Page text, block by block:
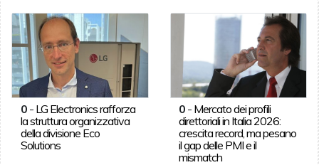
0- LG Electronics rafforza
la struttura organizzativa
della divisione Eco
Solutions
0 - Mercato dei profili
direttoriali in Italia 2026:
crescita record, ma pesano
il gap delle PMI e il
mismatch